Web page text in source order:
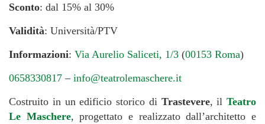
Sconto: dal 15% al 30%
Validità: Università/PTV
Informazioni: Via Aurelio Saliceti, 1/3 (00153 Roma)
0658330817 – info@teatrolemaschere.it
Costruito in un edificio storico di Trastevere, il Teatro
Le Maschere, progettato e realizzato dall’architetto e